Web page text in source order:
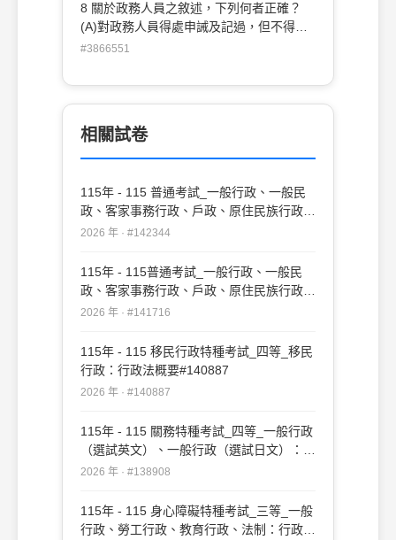
8 關於政務人員之敘述，下列何者正確？
(A)對政務人員得處申誡及記過，但不得記
大過 (B)政務人員以制定政策為任務，原則
政務人員身分 (D)政務人員原則上隨政黨輪
替而更替，故無公務員服務法之適用
#3866551
相關試卷
115年 - 115 普通考試_一般行政、一般民
政、客家事務行政、戶政、原住民族行政、
社會行政、勞工行政、教育行政、人事行
複)#142344
2026 年 · #142344
115年 - 115普通考試_一般行政、一般民
政、客家事務行政、戶政、原住民族行政、
社會行政、勞工行政、教育行政、人事行
#141716
2026 年 · #141716
115年 - 115 移民行政特種考試_四等_移民
行政：行政法概要#140887
2026 年 · #140887
115年 - 115 關務特種考試_四等_一般行政
（選試英文）、一般行政（選試日文）：行
政法概要#138908
2026 年 · #138908
115年 - 115 身心障礙特種考試_三等_一般
行政、勞工行政、教育行政、法制：行政法